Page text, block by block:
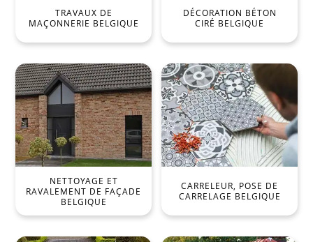
TRAVAUX DE
MAÇONNERIE BELGIQUE
DÉCORATION BÉTON
CIRÉ BELGIQUE
NETTOYAGE ET
RAVALEMENT DE FAÇADE
BELGIQUE
CARRELEUR, POSE DE
CARRELAGE BELGIQUE